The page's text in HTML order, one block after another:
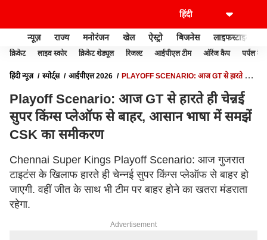
न्यूज़ राज्य मनोरंजन खेल ऐस्ट्रो बिजनेस लाइफस्टाइल
क्रिकेट लाइव स्कोर क्रिकेट शेड्यूल रिजल्ट आईपीएल टीम ऑरेंज कैप पर्पल कैप
हिंदी न्यूज़ स्पोर्ट्स आईपीएल 2026
PLAYOFF SCENARIO: आज GT से हारते ही
Playoff Scenario: आज GT से हारते ही चेन्नई
सुपर किंग्स प्लेऑफ से बाहर, आसान भाषा में समझें
CSK का समीकरण
Chennai Super Kings Playoff Scenario: आज गुजरात
टाइटंस के खिलाफ हारते ही चेन्नई सुपर किंग्स प्लेऑफ से बाहर हो
जाएगी. वहीं जीत के साथ भी टीम पर बाहर होने का खतरा मंडराता
रहेगा.
Advertisement